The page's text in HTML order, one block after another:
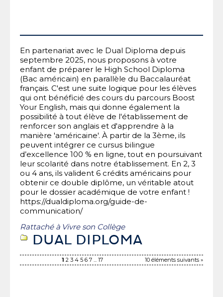
En partenariat avec le Dual Diploma depuis
septembre 2025, nous proposons à votre
enfant de préparer le High School Diploma
(Bac américain) en parallèle du Baccalauréat
français. C'est une suite logique pour les élèves
qui ont bénéficié des cours du parcours Boost
Your English, mais qui donne également la
possibilité à tout élève de l'établissement de
renforcer son anglais et d'apprendre à la
manière 'américaine'. À partir de la 3ème, ils
peuvent intégrer ce cursus bilingue
d’excellence 100 % en ligne, tout en poursuivant
leur scolarité dans notre établissement. En 2, 3
ou 4 ans, ils valident 6 crédits américains pour
obtenir ce double diplôme, un véritable atout
pour le dossier académique de votre enfant !
https://dualdiploma.org/guide-de-
communication/
Rattaché à Vivre son Collège
DUAL DIPLOMA
10 éléments suivants »
1 2 3 4 5 6 7 ... 17